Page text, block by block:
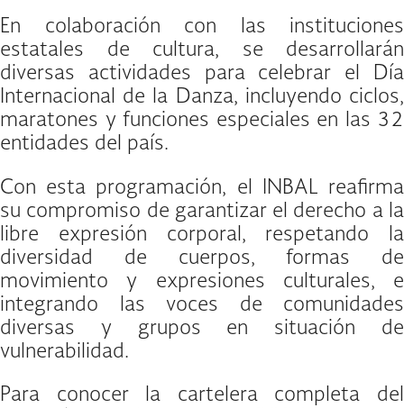
En colaboración con las instituciones
estatales de cultura, se desarrollarán
diversas actividades para celebrar el Día
Internacional de la Danza, incluyendo ciclos,
maratones y funciones especiales en las 32
entidades del país.
Con esta programación, el INBAL reafirma
su compromiso de garantizar el derecho a la
libre expresión corporal, respetando la
diversidad de cuerpos, formas de
movimiento y expresiones culturales, e
integrando las voces de comunidades
diversas y grupos en situación de
vulnerabilidad.
Para conocer la cartelera completa del